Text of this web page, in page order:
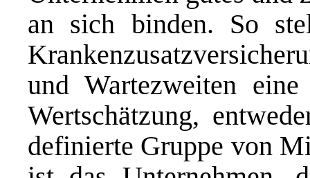
an sich binden. So
und Wartezweiten
Wertschätzung,
definierte Gruppe von